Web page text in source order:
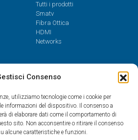
Consenso
utilizziamo tecnologie come i cookie per
informazioni del dispositivo. Il consenso a
di elaborare dati come il comportamento di
sito. Non acconsentire o ritirare il consenso
alcune caratteristiche e funzioni.
Tutti i prodotti
Smatv
Fibra Ottica
HDMI
Networks